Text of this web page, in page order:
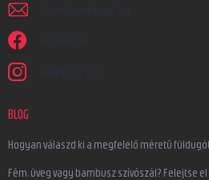
irjon @ earplugs.hu
Facebook
earplugs.hu
BLOG
Hogyan válaszd ki a megfelelő méretű
Fém, üveg vagy bambusz szívószál? Felejtse